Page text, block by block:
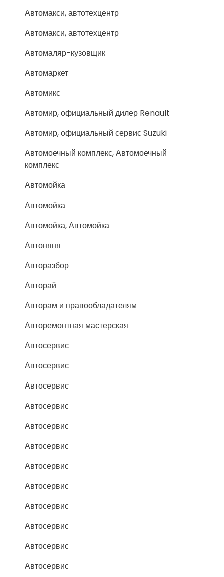
Автомакси, автотехцентр
Автомакси, автотехцентр
Автомаляр-кузовщик
Автомаркет
Автомикс
Автомир, официальный дилер Renault
Автомир, официальный сервис Suzuki
Автомоечный комплекс, Автомоечный
комплекс
Автомойка
Автомойка
Автомойка, Автомойка
Автоняня
Авторазбор
Авторай
Авторам и правообладателям
Авторемонтная мастерская
Автосервис
Автосервис
Автосервис
Автосервис
Автосервис
Автосервис
Автосервис
Автосервис
Автосервис
Автосервис
Автосервис
Автосервис